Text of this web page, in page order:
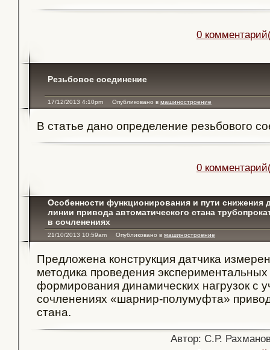
0
Резьбовое соединение
17/12/2013 4:10pm Опубликовано в машиностроение
В статье дано определение резьбового
0
Особенности функционирования и пути снижения
линии привода автоматического стана
в сочленениях
21/10/2013 10:59am Опубликовано в машиностроение
Предложена конструкция датчика
методика проведения
формирования динамических нагрузок с
сочленениях «шарнир-полумуфта»
стана.
Автор: С.Р.